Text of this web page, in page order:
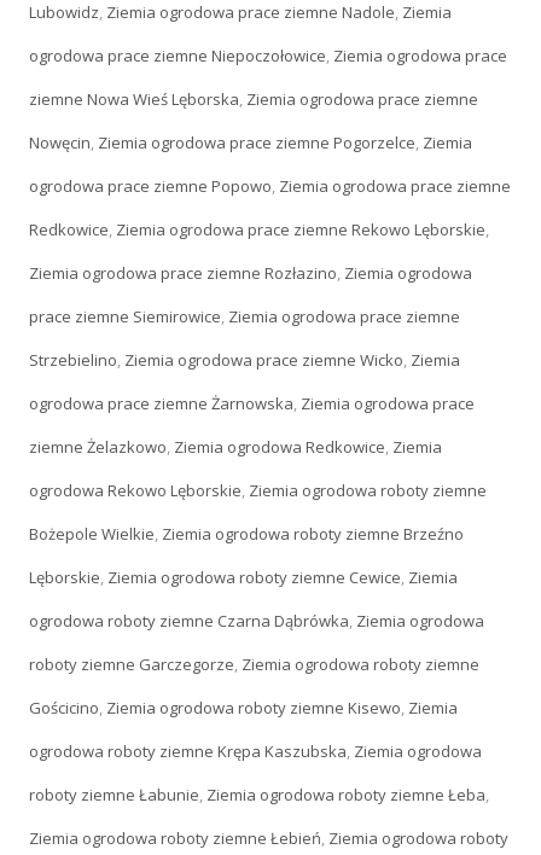
Lubowidz, Ziemia ogrodowa prace ziemne Nadole, Ziemia
ogrodowa prace ziemne Niepoczołowice, Ziemia ogrodowa prace
ziemne Nowa Wieś Lęborska, Ziemia ogrodowa prace ziemne
Nowęcin, Ziemia ogrodowa prace ziemne Pogorzelce, Ziemia
ogrodowa prace ziemne Popowo, Ziemia ogrodowa prace ziemne
Redkowice, Ziemia ogrodowa prace ziemne Rekowo Lęborskie,
Ziemia ogrodowa prace ziemne Rozłazino, Ziemia ogrodowa
prace ziemne Siemirowice, Ziemia ogrodowa prace ziemne
Strzebielino, Ziemia ogrodowa prace ziemne Wicko, Ziemia
ogrodowa prace ziemne Żarnowska, Ziemia ogrodowa prace
ziemne Żelazkowo, Ziemia ogrodowa Redkowice, Ziemia
ogrodowa Rekowo Lęborskie, Ziemia ogrodowa roboty ziemne
Bożepole Wielkie, Ziemia ogrodowa roboty ziemne Brzeźno
Lęborskie, Ziemia ogrodowa roboty ziemne Cewice, Ziemia
ogrodowa roboty ziemne Czarna Dąbrówka, Ziemia ogrodowa
roboty ziemne Garczegorze, Ziemia ogrodowa roboty ziemne
Gościcino, Ziemia ogrodowa roboty ziemne Kisewo, Ziemia
ogrodowa roboty ziemne Krępa Kaszubska, Ziemia ogrodowa
roboty ziemne Łabunie, Ziemia ogrodowa roboty ziemne Łeba,
Ziemia ogrodowa roboty ziemne Łebień, Ziemia ogrodowa roboty